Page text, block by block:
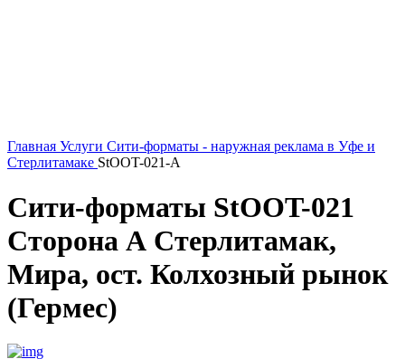
Главная Услуги Сити-форматы - наружная реклама в Уфе и
Стерлитамаке StOOT-021-А
Сити-форматы StOOT-021
Сторона А Стерлитамак,
Мира, ост. Колхозный рынок
(Гермес)